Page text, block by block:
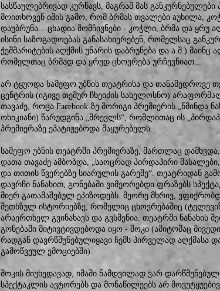
სასწაულებრივად კურნავს, მაგრამ მას განკურნებულები
მოითხოვენ იმის გამო, რომ ბრმას თვალები აუხილა,
დაუბრუნა... ცხადია მომჩივნები - კოჭლი, ბრმა და
ისინი საზოგადოებას განასახიერებენ, რომელსაც
ჭეშმარიტების აღქმის უნარის დაბრუნება და ა.შ.) მაინც
რომელთაც ბრმად და ყრუდ ცხოვრება ურჩევნიათ...
არ ტყუოდა სამეფო უბნის თეატრისა და თანამედროვე
ცენტრის (იგივე თემურ ჩხეიძის სახელოსნო)
თავაძე, როცა Facebook-ზე მორიგი პრემიერის „წმინდა
ოხიკიანი) წარუდგინა „მრევლს“, რომლითაც ის
პრემიერაზე ეპატიჟებოდა მაყურებელს.
სამეფო უბნის თეატრში პრემიერაზე, მართლაც
დათა თავაძე ამბობდა, „საოცრად პირდაპირი
და თითის წვერებზე სიარულის გარეშე“. თეატრიდან
დავრჩი ნანახით, გონებაში ვიმეორებდი ფრაზებს
მიერ გათამაშებულ ეპიზოდებს. მეორე მხრივ,
შეთხზულ ისტორიებზე, რომელიც ცხოვრებაშიც
არაერთხელ გვინახავს და გვსმენია. თეატრში ნანახის
გონებაში მიტივტივდებოდა იყო - შოკი (ამიტომაც
რადგან დავრწმუნებულიყავი ჩემს პირველად აღქმასა
გამოწვეულ ემოციებში).
შოკის მიუხედავად, იმაში ნამდვილად ვარ
სპექტაკლის ავტორებს და მონაწილეებს არ